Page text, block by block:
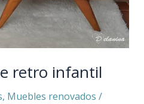
retro infantil
, Muebles renovados /